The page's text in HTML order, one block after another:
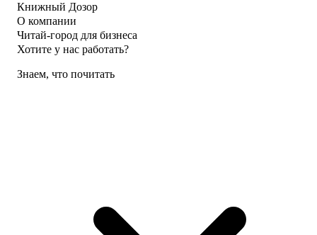
Книжный Дозор
О компании
Читай-город для бизнеса
Хотите у нас работать?
Знаем, что почитать